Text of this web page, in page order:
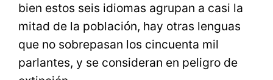
bien estos seis idiomas agrupan a casi la
mitad de la población, hay otras lenguas
que no sobrepasan los cincuenta mil
parlantes, y se consideran en peligro de